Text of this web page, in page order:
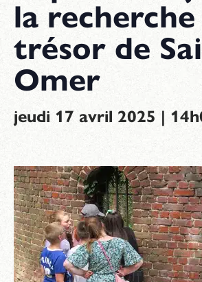
la
trésor de
Omer
jeudi 17 avril 2025 |